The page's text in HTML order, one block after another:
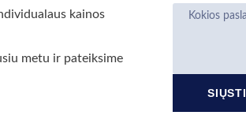
kainos
metu ir pateiksime
SIŲSTI